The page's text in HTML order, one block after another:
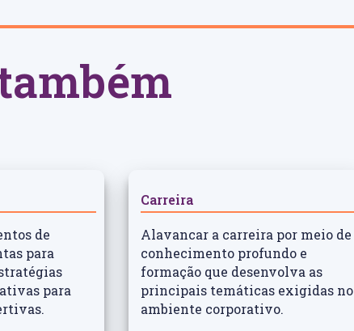
de
para
para
Carreira
Alavancar a carreira por meio de
conhecimento profundo e
formação que desenvolva as
principais temáticas exigidas no
ambiente corporativo.